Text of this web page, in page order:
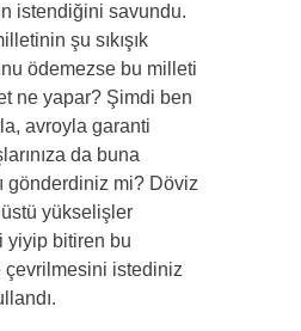
istendiğini savundu.
şu sıkışık
ödemezse bu milleti
ne yapar? Şimdi ben
avroyla garanti
da buna
gönderdiniz mi? Döviz
yükselişler
yiyip bitiren bu
çevrilmesini istediniz